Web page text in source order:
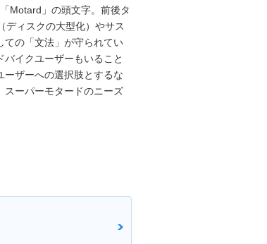
Motard」の頭文字。前後タ
ディスクの大型化）やサス
ての「文法」が守られてい
イクユーザーもいること
ザーへの選択肢とするな
スーパーモタードのニーズ